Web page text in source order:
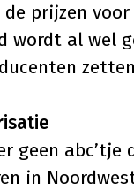
prijzen
wordt al wel
geen abc’tje
in